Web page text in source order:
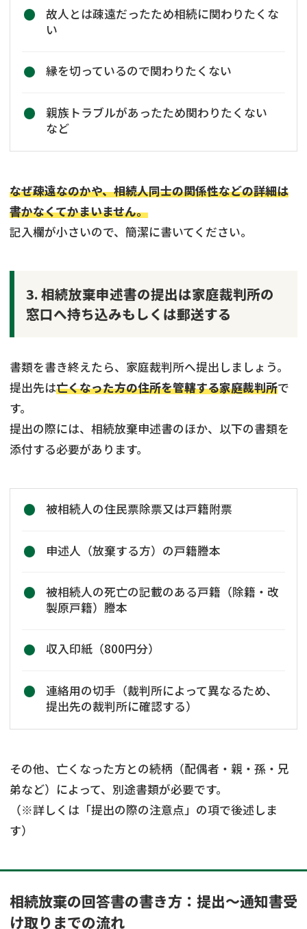
故人とは疎遠だったため相続に関わりたくな
い
縁を切っているので関わりたくない
親族トラブルがあったため関わりたくない
など
なぜ疎遠なのかや、相続人同士の関係性などの詳細は
書かなくてかまいません。
記入欄が小さいので、簡潔に書いてください。
3. 相続放棄申述書の提出は家庭裁判所の
窓口へ持ち込みもしくは郵送する
書類を書き終えたら、家庭裁判所へ提出しましょう。
提出先は亡くなった方の住所を管轄する家庭裁判所で
す。
提出の際には、相続放棄申述書のほか、以下の書類を
添付する必要があります。
被相続人の住民票除票又は戸籍附票
申述人（放棄する方）の戸籍謄本
被相続人の死亡の記載のある戸籍（除籍・改
製原戸籍）謄本
収入印紙（800円分）
連絡用の切手（裁判所によって異なるため、
提出先の裁判所に確認する）
その他、亡くなった方との続柄（配偶者・親・孫・兄
弟など）によって、別途書類が必要です。
（※詳しくは「提出の際の注意点」の項で後述しま
す）
相続放棄の回答書の書き方：提出～通知書受
け取りまでの流れ